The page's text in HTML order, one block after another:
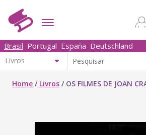
Brasil Portugal España Deutschland
Home / Livros / OS FILMES DE JOAN